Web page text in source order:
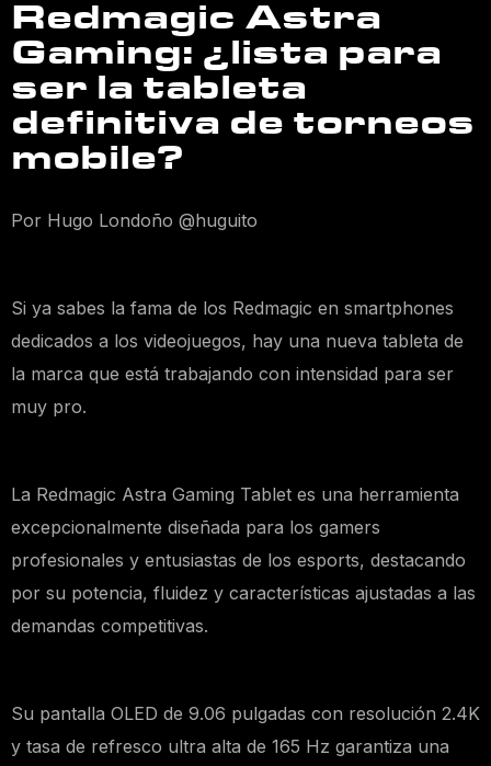
Redmagic Astra
Gaming: ¿lista para
ser la tableta
definitiva de torneos
mobile?
Por Hugo Londoño @huguito
Si ya sabes la fama de los Redmagic en smartphones
dedicados a los videojuegos, hay una nueva tableta de
la marca que está trabajando con intensidad para ser
muy pro.
La Redmagic Astra Gaming Tablet es una herramienta
excepcionalmente diseñada para los gamers
profesionales y entusiastas de los esports, destacando
por su potencia, fluidez y características ajustadas a las
demandas competitivas.
Su pantalla OLED de 9.06 pulgadas con resolución 2.4K
y tasa de refresco ultra alta de 165 Hz garantiza una